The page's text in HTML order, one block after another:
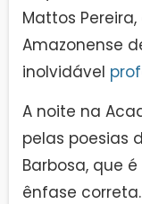
Mattos
Amazonense
inolvidável
A noite na
pelas poesias
Barbosa, que
ênfase correta.